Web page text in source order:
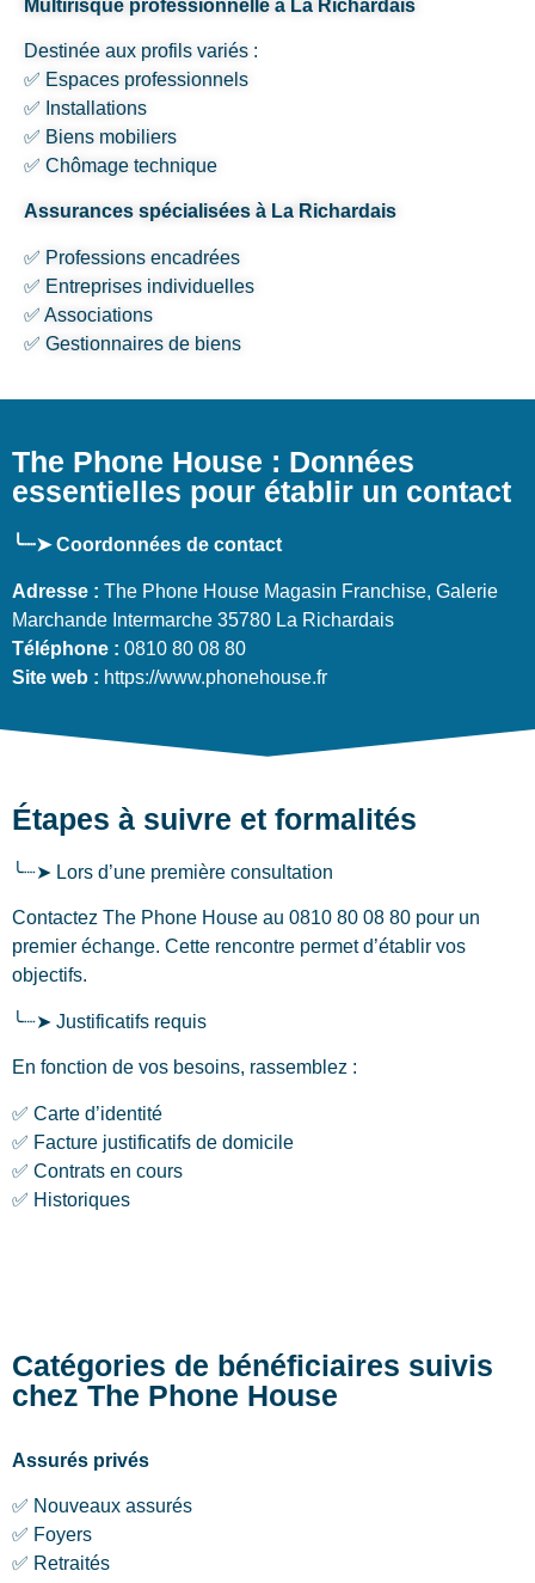
Multirisque professionnelle à La Richardais
Destinée aux profils variés :
✅ Espaces professionnels
✅ Installations
✅ Biens mobiliers
✅ Chômage technique
Assurances spécialisées à La Richardais
✅ Professions encadrées
✅ Entreprises individuelles
✅ Associations
✅ Gestionnaires de biens
The Phone House : Données
essentielles pour établir un contact
╰┈➤ Coordonnées de contact
Adresse : The Phone House Magasin Franchise, Galerie
Marchande Intermarche 35780 La Richardais
Téléphone : 0810 80 08 80
Site web : https://www.phonehouse.fr
Étapes à suivre et formalités
╰┈➤ Lors d’une première consultation
Contactez The Phone House au 0810 80 08 80 pour un
premier échange. Cette rencontre permet d’établir vos
objectifs.
╰┈➤ Justificatifs requis
En fonction de vos besoins, rassemblez :
✅ Carte d’identité
✅ Facture justificatifs de domicile
✅ Contrats en cours
✅ Historiques
Catégories de bénéficiaires suivis
chez The Phone House
Assurés privés
✅ Nouveaux assurés
✅ Foyers
✅ Retraités